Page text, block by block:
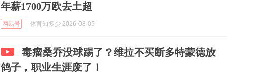
年薪1700万欧去土超
网易号 体育知多少 2026-08-05
毒瘤桑乔没球踢了？维拉不买断多特蒙德放
鸽子，职业生涯废了！